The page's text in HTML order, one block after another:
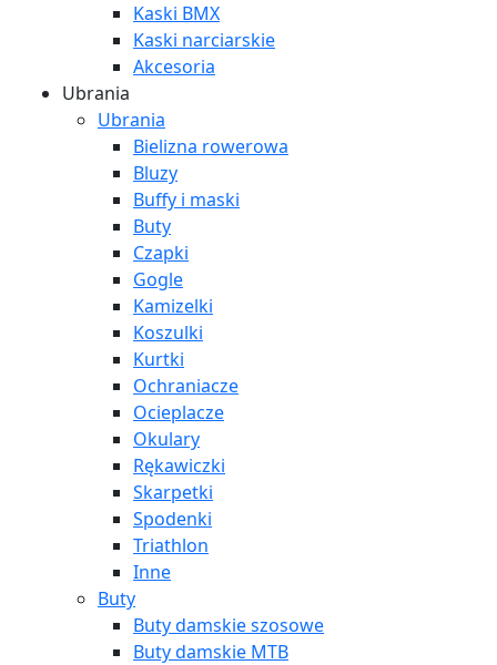
Kaski BMX
Kaski narciarskie
Akcesoria
Ubrania
Ubrania
Bielizna rowerowa
Bluzy
Buffy i maski
Buty
Czapki
Gogle
Kamizelki
Koszulki
Kurtki
Ochraniacze
Ocieplacze
Okulary
Rękawiczki
Skarpetki
Spodenki
Triathlon
Inne
Buty
Buty damskie szosowe
Buty damskie MTB